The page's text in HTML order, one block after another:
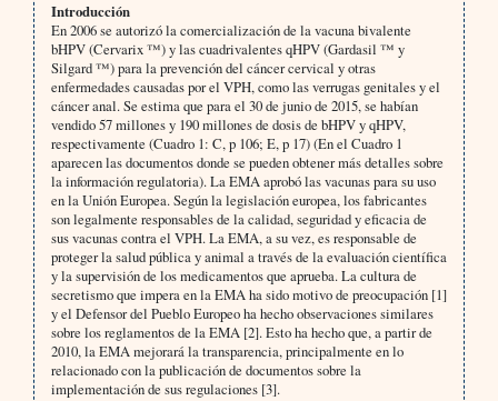
Introducción
En 2006 se autorizó la comercialización de la vacuna bivalente
bHPV (Cervarix ™) y las cuadrivalentes qHPV (Gardasil ™ y
Silgard ™) para la prevención del cáncer cervical y otras
enfermedades causadas por el VPH, como las verrugas genitales y el
cáncer anal. Se estima que para el 30 de junio de 2015, se habían
vendido 57 millones y 190 millones de dosis de bHPV y qHPV,
respectivamente (Cuadro 1: C, p 106; E, p 17) (En el Cuadro 1
aparecen las documentos donde se pueden obtener más detalles sobre
la información regulatoria). La EMA aprobó las vacunas para su uso
en la Unión Europea. Según la legislación europea, los fabricantes
son legalmente responsables de la calidad, seguridad y eficacia de
sus vacunas contra el VPH. La EMA, a su vez, es responsable de
proteger la salud pública y animal a través de la evaluación científica
y la supervisión de los medicamentos que aprueba. La cultura de
secretismo que impera en la EMA ha sido motivo de preocupación [1]
y el Defensor del Pueblo Europeo ha hecho observaciones similares
sobre los reglamentos de la EMA [2]. Esto ha hecho que, a partir de
2010, la EMA mejorará la transparencia, principalmente en lo
relacionado con la publicación de documentos sobre la
implementación de sus regulaciones [3].